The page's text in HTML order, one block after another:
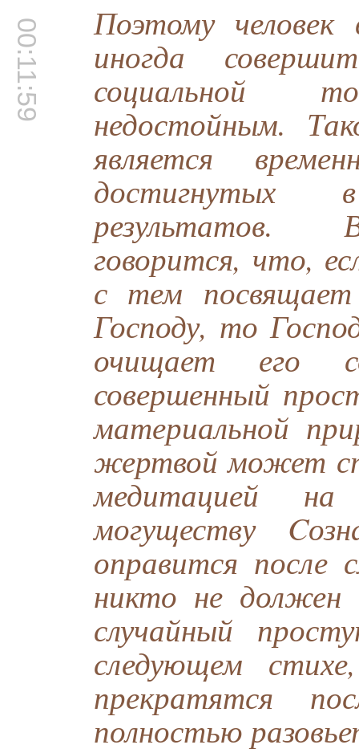
00:11:59 Поэтому
иногда
социальной
недостойным.
является
достигнутых
результатов.
говорится, что,
с тем посвящает
Господу, то
очищает его
совершенный
материальной
жертвой может
медитацией
могуществу
оправится после
никто не должен
случайный
следующем
прекратятся
полностью